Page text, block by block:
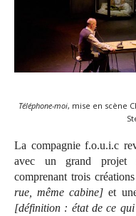
Téléphone-moi, mise en scène
La compagnie f.o.u.i.c
avec un grand projet
comprenant trois
rue, même cabine] et
[définition : état de ce qui